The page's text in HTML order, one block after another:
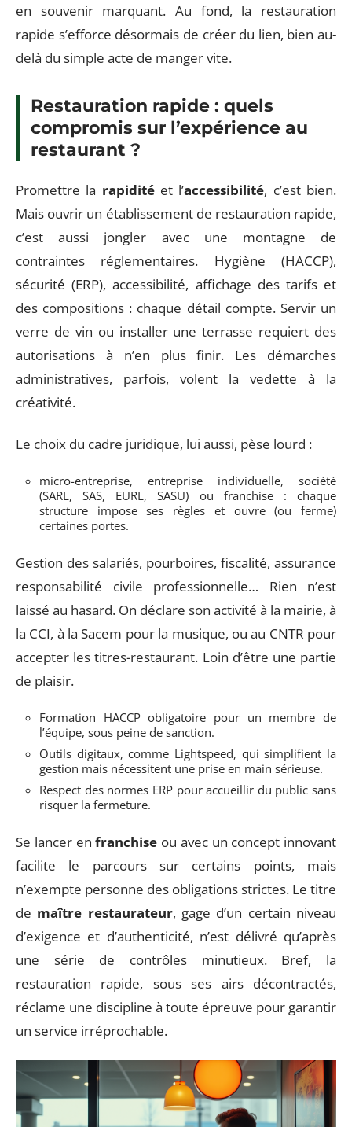
en souvenir marquant. Au fond, la restauration
rapide s’efforce désormais de créer du lien, bien au-
delà du simple acte de manger vite.
Restauration rapide : quels
compromis sur l’expérience au
restaurant ?
Promettre la rapiditéet l’accessibilité, c’est bien.
Mais ouvrir un établissement de restauration rapide,
c’est aussi jongler avec une montagne de
contraintes réglementaires. Hygiène (HACCP),
sécurité (ERP), accessibilité, affichage des tarifs et
des compositions : chaque détail compte. Servir un
verre de vin ou installer une terrasse requiert des
autorisations à n’en plus finir. Les démarches
administratives, parfois, volent la vedette à la
créativité.
Le choix du cadre juridique, lui aussi, pèse lourd :
micro-entreprise, entreprise individuelle, société
(SARL, SAS, EURL, SASU) ou franchise : chaque
structure impose ses règles et ouvre (ou ferme)
certaines portes.
Gestion des salariés, pourboires, fiscalité, assurance
responsabilité civile professionnelle… Rien n’est
laissé au hasard. On déclare son activité à la mairie, à
la CCI, à la Sacem pour la musique, ou au CNTR pour
accepter les titres-restaurant. Loin d’être une partie
de plaisir.
Formation HACCP obligatoire pour un membre de
l’équipe, sous peine de sanction.
Outils digitaux, comme Lightspeed, qui simplifient la
gestion mais nécessitent une prise en main sérieuse.
Respect des normes ERP pour accueillir du public sans
risquer la fermeture.
Se lancer enfranchise ou avec un concept innovant
facilite le parcours sur certains points, mais
n’exempte personne des obligations strictes. Le titre
de maître restaurateur, gage d’un certain niveau
d’exigence et d’authenticité, n’est délivré qu’après
une série de contrôles minutieux. Bref, la
restauration rapide, sous ses airs décontractés,
réclame une discipline à toute épreuve pour garantir
un service irréprochable.